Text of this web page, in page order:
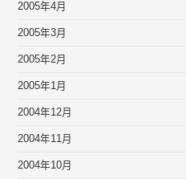
2005年4月
2005年3月
2005年2月
2005年1月
2004年12月
2004年11月
2004年10月